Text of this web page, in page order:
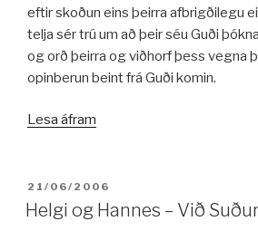
eftir skoðun eins þeirra afbrigðilegu
telja sér trú um að þeir séu Guði
og orð þeirra og viðhorf þess vegna
opinberun beint frá Guði komin.
Lesa áfram
BIRT:
21/06/2006
Helgi og Hannes – Við